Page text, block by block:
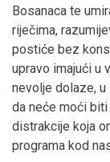
Bosanaca te
riječima,
postiće bez
upravo imajući u
nevolje dolaze,
da neće moći
distrakcije koja
programa kod